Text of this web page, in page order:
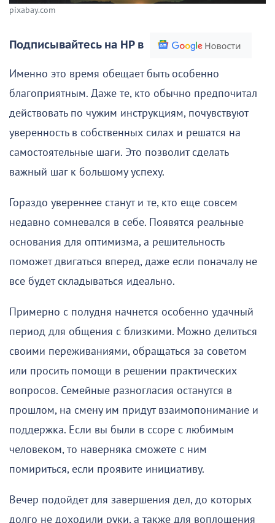
pixabay.com
Подписывайтесь на НР в
Именно это время обещает быть особенно
благоприятным. Даже те, кто обычно предпочитал
действовать по чужим инструкциям, почувствуют
уверенность в собственных силах и решатся на
самостоятельные шаги. Это позволит сделать
важный шаг к большому успеху.
Гораздо увереннее станут и те, кто еще совсем
недавно сомневался в себе. Появятся реальные
основания для оптимизма, а решительность
поможет двигаться вперед, даже если поначалу не
все будет складываться идеально.
Примерно с полудня начнется особенно удачный
период для общения с близкими. Можно делиться
своими переживаниями, обращаться за советом
или просить помощи в решении практических
вопросов. Семейные разногласия останутся в
прошлом, на смену им придут взаимопонимание и
поддержка. Если вы были в ссоре с любимым
человеком, то наверняка сможете с ним
помириться, если проявите инициативу.
Вечер подойдет для завершения дел, до которых
долго не доходили руки, а также для воплощения